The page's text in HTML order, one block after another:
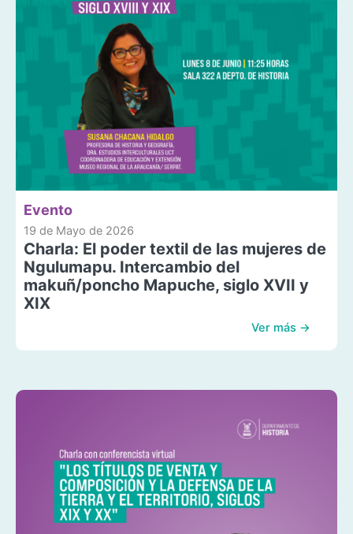
Evento
19 de Mayo de 2026
Charla: El poder textil de las mujeres de
Ngulumapu. Intercambio del
makuñ/poncho Mapuche, siglo XVII y
XIX
Ver más →